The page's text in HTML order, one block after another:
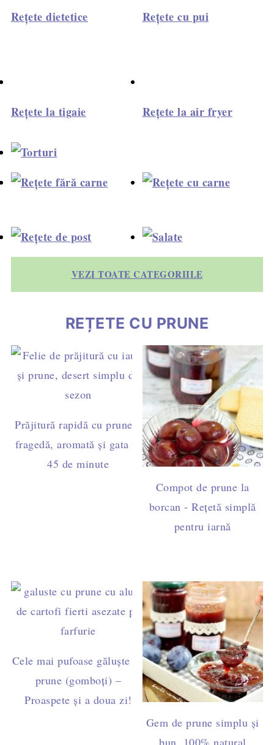
Rețete dietetice Rețete cu pui
Rețete la tigaie Rețete la air fryer
VEZI TOATE CATEGORIILE
REȚETE CU PRUNE
Prăjitură rapidă cu prune –
fragedă, aromată și gata în
45 de minute
Compot de prune la
borcan - Rețetă simplă
pentru iarnă
Cele mai pufoase găluște cu
prune (gomboți) –
Proaspete și a doua zi!
Gem de prune simplu și
bun, 100% natural